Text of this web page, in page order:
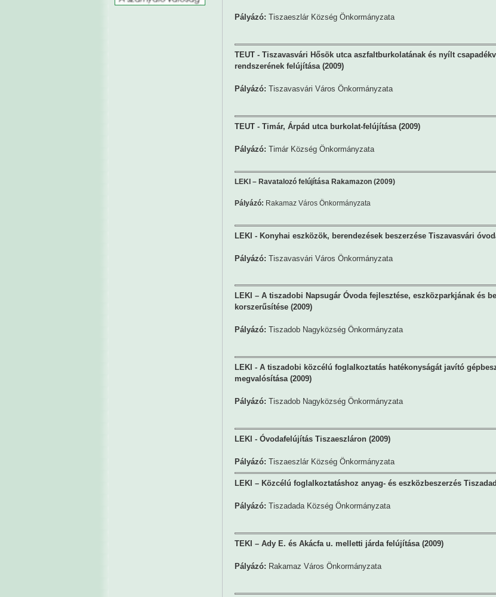
Pályázó: Tiszaeszlár Község Önkormányzata
TEUT - Tiszavasvári Hősök utca aszfaltburkolatának és nyílt
rendszerének felújítása (2009)
Pályázó: Tiszavasvári Város Önkormányzata
TEUT - Timár, Árpád utca burkolat-felújítása (2009)
Pályázó: Timár Község Önkormányzata
LEKI – Ravatalozó felújítása Rakamazon (2009)
Pályázó: Rakamaz Város Önkormányzata
LEKI - Konyhai eszközök, berendezések beszerzése Tiszavasvári
Pályázó: Tiszavasvári Város Önkormányzata
LEKI – A tiszadobi Napsugár Óvoda fejlesztése, eszközparkjának és
korszerűsítése (2009)
Pályázó: Tiszadob Nagyközség Önkormányzata
LEKI - A tiszadobi közcélú foglalkoztatás hatékonyságát javító
megvalósítása (2009)
Pályázó: Tiszadob Nagyközség Önkormányzata
LEKI - Óvodafelújítás Tiszaeszláron (2009)
Pályázó: Tiszaeszlár Község Önkormányzata
LEKI – Közcélú foglalkoztatáshoz anyag- és eszközbeszerzés
Pályázó: Tiszadada Község Önkormányzata
TEKI – Ady E. és Akácfa u. melletti járda felújítása (2009)
Pályázó: Rakamaz Város Önkormányzata